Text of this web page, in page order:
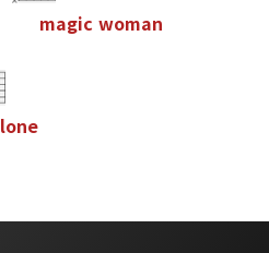
magic woman
lone